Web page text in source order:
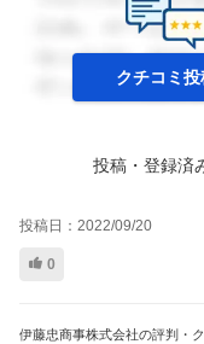
クチコミ投
投稿・登録済
投稿日： 2022/09/20
0
伊藤忠商事株式会社の評判・